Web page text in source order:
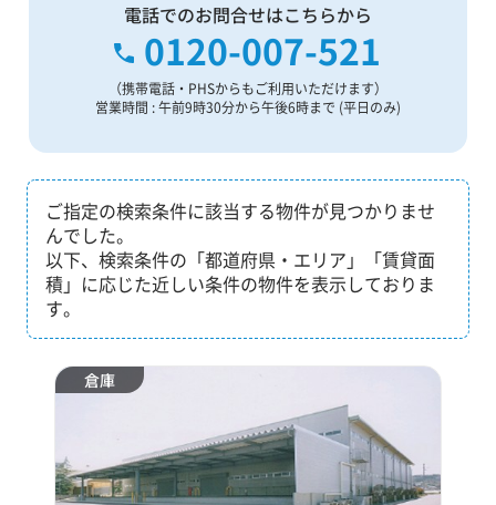
電話でのお問合せはこちらから
0120-007-521
（携帯電話・PHSからもご利用いただけます）
営業時間 : 午前9時30分から午後6時まで (平日のみ)
ご指定の検索条件に該当する物件が見つかりませ
んでした。
以下、検索条件の「都道府県・エリア」「賃貸面
積」に応じた近しい条件の物件を表示しておりま
す。
倉庫